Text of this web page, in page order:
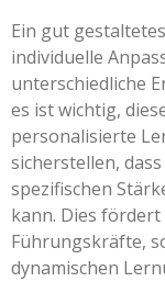
Ein gut
individuelle
unterschiedliche
es ist wichtig,
personalisierte
sicherstellen,
spezifischen
kann. Dies
Führungskräfte,
dynamischen